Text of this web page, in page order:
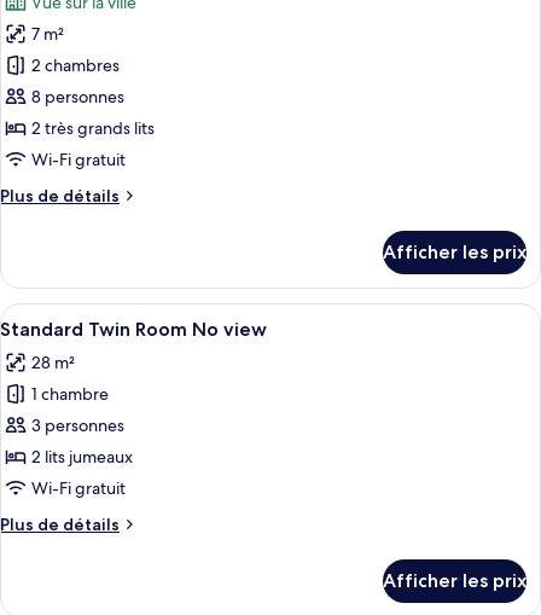
(Beach
Front)
chambre
(Beach
Front)
les
photos
pour
ce
type
de
chambre :
Appartement
chambres
7 m²
2 chambres
8 personnes
2 très grands lits
Wi-Fi gratuit
Plus de détails
Plus
Appartement
Penthouse,
2
Afficher les prix
Afficher
toutes
les
photos
pour
ce
type
chambre :
Une chambre d’hôtel moderne
4
Standard Twin Room No view
28 m²
1 chambre
3 personnes
2 lits jumeaux
Wi-Fi gratuit
Plus de détails
Plus
Standard
Afficher les prix